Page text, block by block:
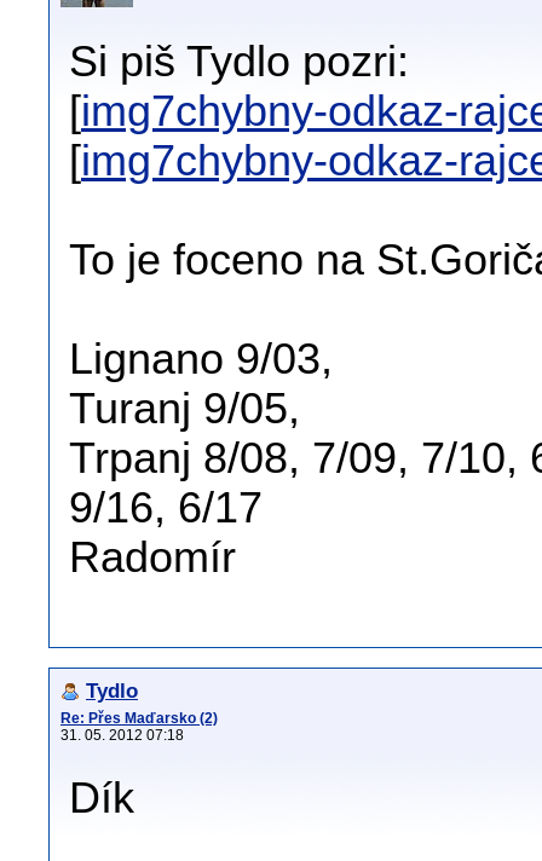
Si piš Tydlo pozri:
[img7chybny-odkaz-
[img7chybny-odkaz-
To je foceno na
Lignano 9/03,
Turanj 9/05,
Trpanj 8/08, 7/09, 7/10,
9/16, 6/17
Radomír
Tydlo
Re: Přes Maďarsko (2)
31. 05. 2012 07:18
Dík